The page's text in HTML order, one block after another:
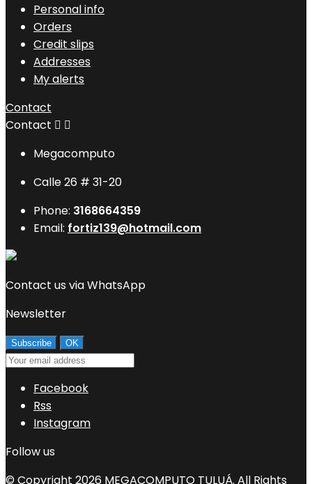
Personal info
Orders
Credit slips
Addresses
My alerts
Contact
Contact  
Megacomputo
Calle 26 # 31-20
Phone: 3168664359
Email: fortiz139@hotmail.com
Contact us via WhatsApp
Newsletter
Facebook
Rss
Instagram
Follow us
© Copyright 2026 MEGACOMPUTO TULUÁ. All Rights